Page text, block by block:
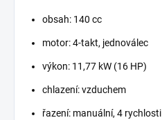
obsah: 140 cc
motor: 4-takt, jednoválec
výkon: 11,77 kW (16 HP)
chlazení: vzduchem
řazení: manuální, 4 rychlosti